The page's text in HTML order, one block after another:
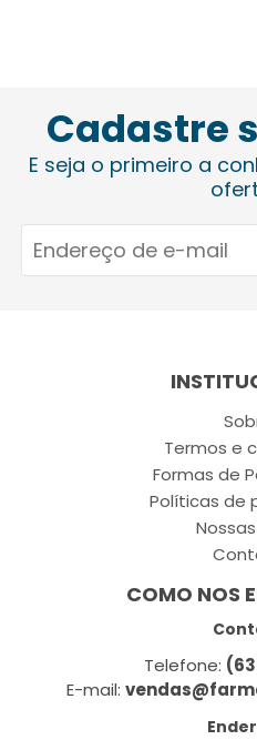
Cadastre
E seja o primeiro a
Termos e
Formas de
Políticas de
COMO NOS
Telefone:
E-mail: